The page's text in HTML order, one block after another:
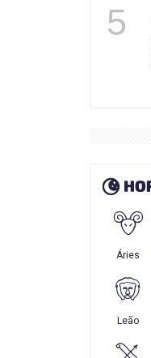
5